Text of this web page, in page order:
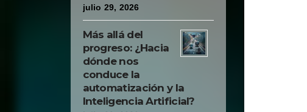
julio 29, 2026
Más allá del
progreso: ¿Hacia
dónde nos
conduce la
automatización y la
Inteligencia Artificial?